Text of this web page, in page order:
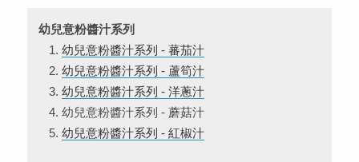
幼兒意粉醬汁系列
幼兒意粉醬汁系列 - 蕃茄汁
幼兒意粉醬汁系列 - 蘆筍汁
幼兒意粉醬汁系列 - 洋蔥汁
幼兒意粉醬汁系列 - 蘑菇汁
幼兒意粉醬汁系列 - 紅椒汁